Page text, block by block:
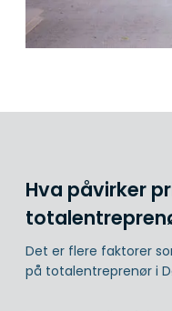
Hva påvirker
Det er flere faktorer
på totalentreprenør i